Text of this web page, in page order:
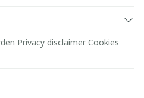
Privacy disclaimer Cookies